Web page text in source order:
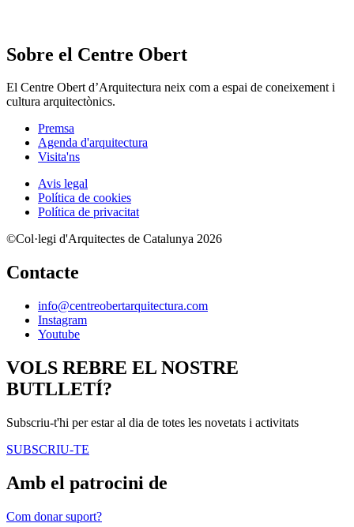
Sobre el Centre Obert
El Centre Obert d’Arquitectura neix com a espai de coneixement i
cultura arquitectònics.
Premsa
Agenda d'arquitectura
Visita'ns
Avis legal
Política de cookies
Política de privacitat
©Col·legi d'Arquitectes de Catalunya 2026
Contacte
info@centreobertarquitectura.com
Instagram
Youtube
VOLS REBRE EL NOSTRE
BUTLLETÍ?
Subscriu-t'hi per estar al dia de totes les novetats i activitats
SUBSCRIU-TE
Amb el patrocini de
Com donar suport?